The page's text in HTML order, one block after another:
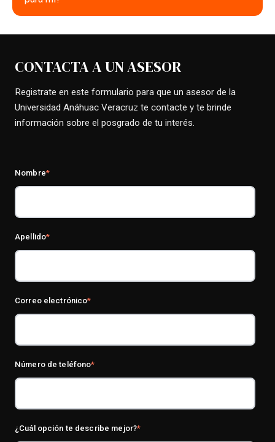
CONTACTA A UN ASESOR
Registrate en este formulario para que un asesor de la
Universidad Anáhuac Veracruz te contacte y te brinde
información sobre el posgrado de tu interés.
Nombre*
Apellido*
Correo electrónico*
Número de teléfono*
¿Cuál opción te describe mejor?*